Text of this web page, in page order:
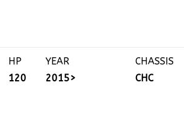
HP
120
YEAR
2015>
CHASSIS
CHC